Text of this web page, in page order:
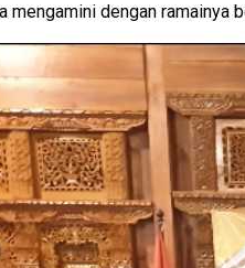
mengamini dengan ramainya